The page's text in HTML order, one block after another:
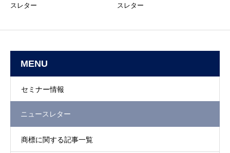
スレター
スレター
MENU
セミナー情報
ニュースレター
商標に関する記事一覧